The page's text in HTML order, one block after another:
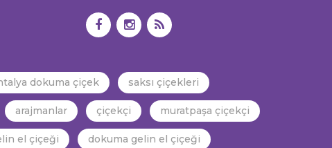
dokuma çiçek saksı çiçekleri
arajmanlar çiçekçi muratpaşa çiçekçi
el çiçeği dokuma gelin el çiçeği